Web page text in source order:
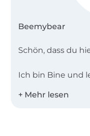
Beemybear
Schön, dass du
Ich bin Bine und
Mein Label